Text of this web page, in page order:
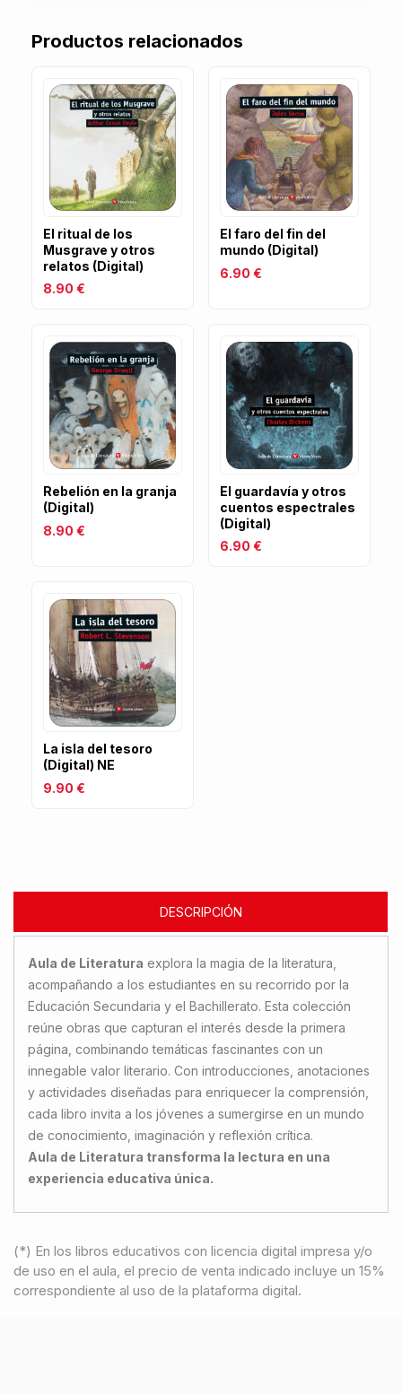
Productos relacionados
El ritual de los
Musgrave y otros
relatos (Digital)
8.90 €
El faro del fin del
mundo (Digital)
6.90 €
Rebelión en la granja
(Digital)
8.90 €
El guardavía y otros
cuentos espectrales
(Digital)
6.90 €
La isla del tesoro
(Digital) NE
9.90 €
DESCRIPCIÓN
Aula de Literatura explora la magia de la literatura,
acompañando a los estudiantes en su recorrido por la
Educación Secundaria y el Bachillerato. Esta colección
reúne obras que capturan el interés desde la primera
página, combinando temáticas fascinantes con un
innegable valor literario. Con introducciones, anotaciones
y actividades diseñadas para enriquecer la comprensión,
cada libro invita a los jóvenes a sumergirse en un mundo
de conocimiento, imaginación y reflexión crítica.
Aula de Literatura transforma la lectura en una
experiencia educativa única.
(*) En los libros educativos con licencia digital impresa y/o
de uso en el aula, el precio de venta indicado incluye un 15%
correspondiente al uso de la plataforma digital.